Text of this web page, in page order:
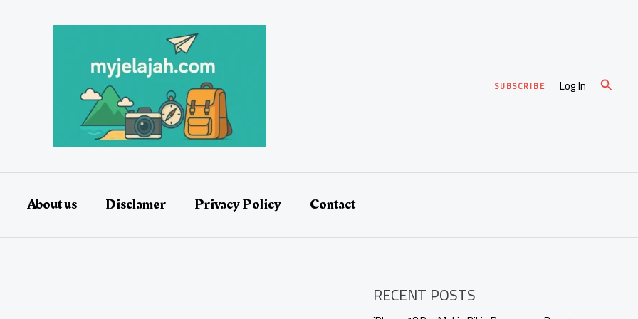
SUBSCRIBE Log In Cari
About us Disclamer Privacy Policy Contact
RECENT POSTS